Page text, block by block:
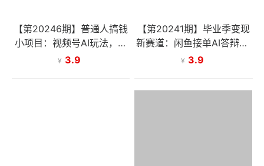
【第20246期】普通人搞钱
小项目：视频号AI玩法，轻
松制作10W+靠播放量月入
¥ 3.9
【第20241期】毕业季变现
新赛道：闲鱼接单AI答辩PP
T，零基础也能轻松赚佣金
¥ 3.9